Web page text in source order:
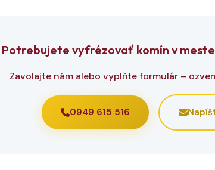
Potrebujete vyfrézovať komín v
Zavolajte nám alebo vyplňte formulár –
0949 615 516